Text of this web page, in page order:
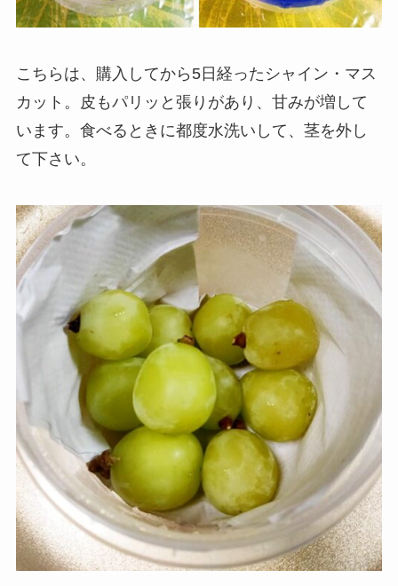
こちらは、購入してから5日経ったシャイン・マス
カット。皮もパリッと張りがあり、甘みが増して
います。食べるときに都度水洗いして、茎を外し
て下さい。